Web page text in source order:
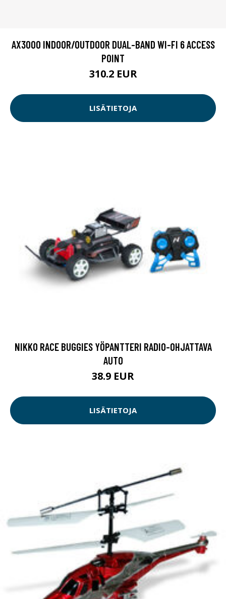
AX3000 INDOOR/OUTDOOR DUAL-BAND WI-FI 6 ACCESS
POINT
310.2 EUR
LISÄTIETOJA
NIKKO RACE BUGGIES YÖPANTTERI RADIO-OHJATTAVA
AUTO
38.9 EUR
LISÄTIETOJA